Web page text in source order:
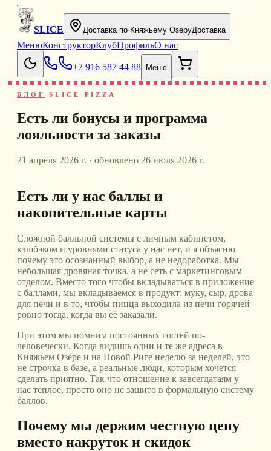
SLICE Доставка по Княжьему ОзеруДоставка
МенюКонструкторКлубПрофильО нас
+7 916 587 44 88 Меню
БЛОГ SLICE PIZZA
Есть ли бонусы и программа
лояльности за заказы
21 апреля 2026 г. · обновлено 26 июля 2026 г.
Есть ли у нас баллы и
накопительные карты
Сложной балльной системы с личным кабинетом,
кэшбэком и уровнями статуса у нас нет, и я объясню
почему это осознанный выбор, а не недоработка. Мы
небольшая дровяная точка, а не сеть с маркетинговым
отделом. Вместо того чтобы вкладываться в приложение
с баллами, мы вкладываемся в продукт: муку, сыр, дрова
для печи и в то, чтобы пицца выходила из печи горячей
ровно тогда, когда вы её заказали.
При этом мы помним постоянных гостей по-
человечески. Когда видишь одни и те же адреса в
Княжьем Озере и на Новой Риге неделю за неделей, это
не строчка в базе, а реальные люди, которым хочется
сделать приятно. Так что отношение к завсегдатаям у
нас тёплое, просто оно не зашито в формальную систему
баллов.
Почему мы держим честную цену
вместо накруток и скидок